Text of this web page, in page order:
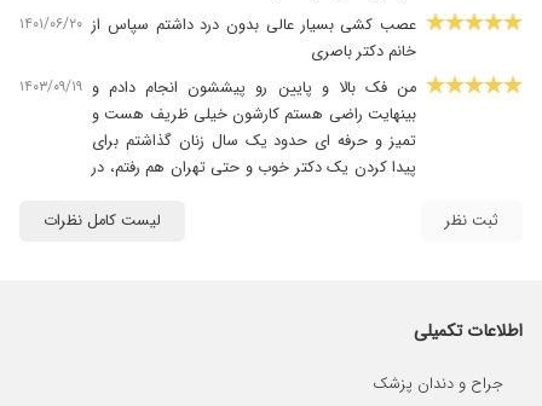
عصب کشی بسیار عالی بدون درد داشتم سپاس از
خانم دکتر باصری
۱۴۰۱/۰۶/۲۰
من فک بالا و پایین رو پیششون انجام دادم و
بینهایت راضی هستم کارشون خیلی ظریف هست و
تمیز و حرفه ای حدود یک سال زنان گذاشتم برای
پیدا کردن یک دکتر خوب و حتی تهران هم رفتم، در
که باهاشون آشنا شدم و کاردندون هامو پیششون
بدن بهترین هستن
۱۴۰۳/۰۹/۱۹
ثبت نظر لیست کامل نظرات
اطلاعات تکمیلی
جراح و دندان پزشک